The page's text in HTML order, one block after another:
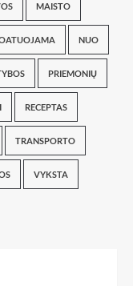
MAISTO
NUO
PRIEMONIŲ
RECEPTAS
TRANSPORTO
VYKSTA